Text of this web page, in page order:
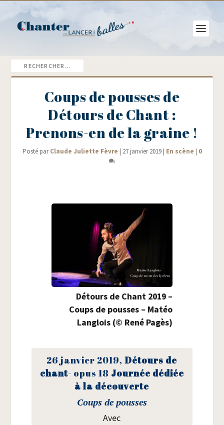
Coups de pousses de
Détours de Chant :
Prenons-en de la graine !
Posté parClaude Juliette Fèvre | 27 janvier 2019| En scène | 0
Détours de Chant 2019 –
Coups de pousses – Matéo
Lan­glois (© René Pagès)
26 jan­vier 2019,Détours de
chant- opus 18 Jour­née dédiée
à la découverte
Coups de pousses
Avec